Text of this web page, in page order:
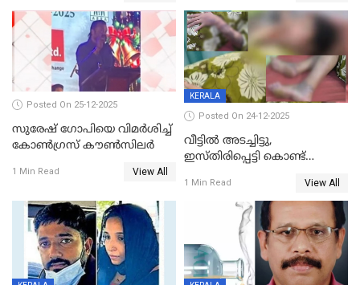
Posted On 25-12-2025
സുരേഷ് ഗോപിയെ വിമര്‍ശിച്ച്
കോണ്‍ഗ്രസ് കൗണ്‍സിലര്‍
1 Min Read View All
KERALA
Posted On 24-12-2025
വീട്ടിൽ അടച്ചിട്ടു,
ഇസ്തിരിപ്പെട്ടി കൊണ്ട്
ഗർഭിണിയായ യുവതിക്ക് ക്രൂര
1 Min Read View All